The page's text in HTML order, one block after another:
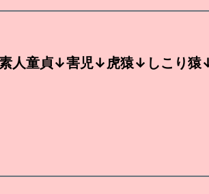
人童貞↓害児↓虎猿↓しこり